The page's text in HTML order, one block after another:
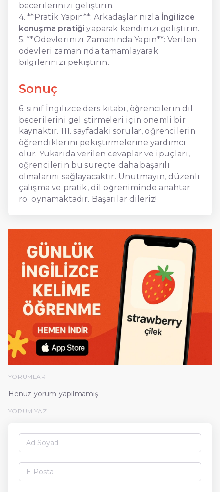
becerilerinizi geliştirin.
4. **Pratik Yapın**: Arkadaşlarınızla İngilizce
konuşma pratiği yaparak kendinizi geliştirin.
5. **Ödevlerinizi Zamanında Yapın**: Verilen
ödevleri zamanında tamamlayarak
bilgilerinizi pekiştirin.
Sonuç
6. sınıf İngilizce ders kitabı, öğrencilerin dil
becerilerini geliştirmeleri için önemli bir
kaynaktır. 111. sayfadaki sorular, öğrencilerin
öğrendiklerini pekiştirmelerine yardımcı
olur. Yukarıda verilen cevaplar ve ipuçları,
öğrencilerin bu süreçte daha başarılı
olmalarını sağlayacaktır. Unutmayın, düzenli
çalışma ve pratik, dil öğreniminde anahtar
rol oynamaktadır. Başarılar dileriz!
YORUMLAR
Henüz yorum yapılmamış.
YORUM YAZ